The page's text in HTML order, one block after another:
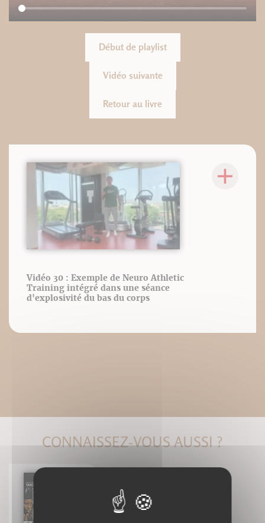
Début de playlist
Vidéo suivante
Retour au livre
Vidéo 30 : Exemple de Neuro Athletic
Training intégré dans une séance
d'explosivité du bas du corps
CONNAISSEZ-VOUS AUSSI ?
El tatuaje por el mundo